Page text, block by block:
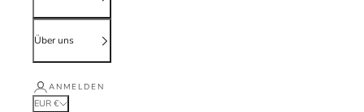
Über uns
ANMELDEN
EUR €